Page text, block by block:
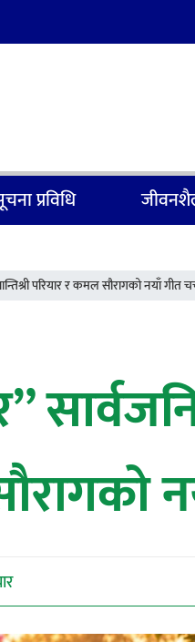
प्रविधि
परियार र कमल सौरागको नयाँ गीत